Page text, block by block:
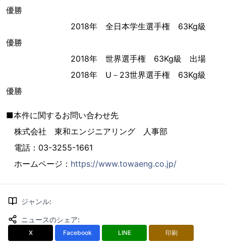
優勝
2018年 全日本学生選手権 63Kg級
優勝
2018年 世界選手権 63Kg級 出場
2018年 U－23世界選手権 63Kg級
優勝
■本件に関するお問い合わせ先
株式会社 東和エンジニアリング 人事部
電話：03-3255-1661
ホームページ： https://www.towaeng.co.jp/
ジャンル:
ニュースのシェア:
X Facebook LINE 印刷